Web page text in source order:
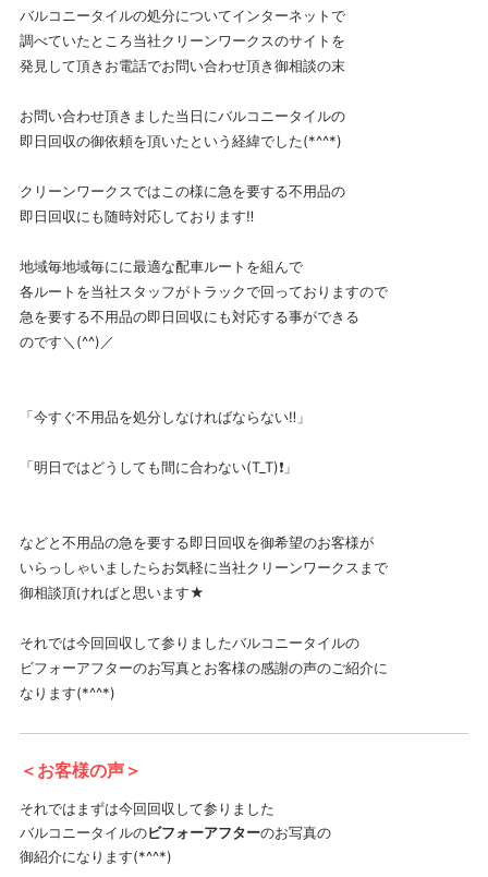
バルコニータイルの処分についてインターネットで
調べていたところ当社クリーンワークスのサイトを
発見して頂きお電話でお問い合わせ頂き御相談の末
お問い合わせ頂きました当日にバルコニータイルの
即日回収の御依頼を頂いたという経緯でした(*^^*)
クリーンワークスではこの様に急を要する不用品の
即日回収にも随時対応しております‼️
地域毎地域毎にに最適な配車ルートを組んで
各ルートを当社スタッフがトラックで回っておりますので
急を要する不用品の即日回収にも対応する事ができる
のです＼(^^)／
「今すぐ不用品を処分しなければならない‼️」
「明日ではどうしても間に合わない(T_T)❗」
などと不用品の急を要する即日回収を御希望のお客様が
いらっしゃいましたらお気軽に当社クリーンワークスまで
御相談頂ければと思います★
それでは今回回収して参りましたバルコニータイルの
ビフォーアフターのお写真とお客様の感謝の声のご紹介に
なります(*^^*)
＜お客様の声＞
それではまずは今回回収して参りました
バルコニータイルのビフォーアフターのお写真の
御紹介になります(*^^*)